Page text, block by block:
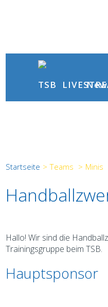
Startseite > Teams > Minis
Hallo! Wir sind die
Trainingsgruppe beim TSB.
Hauptsponsor